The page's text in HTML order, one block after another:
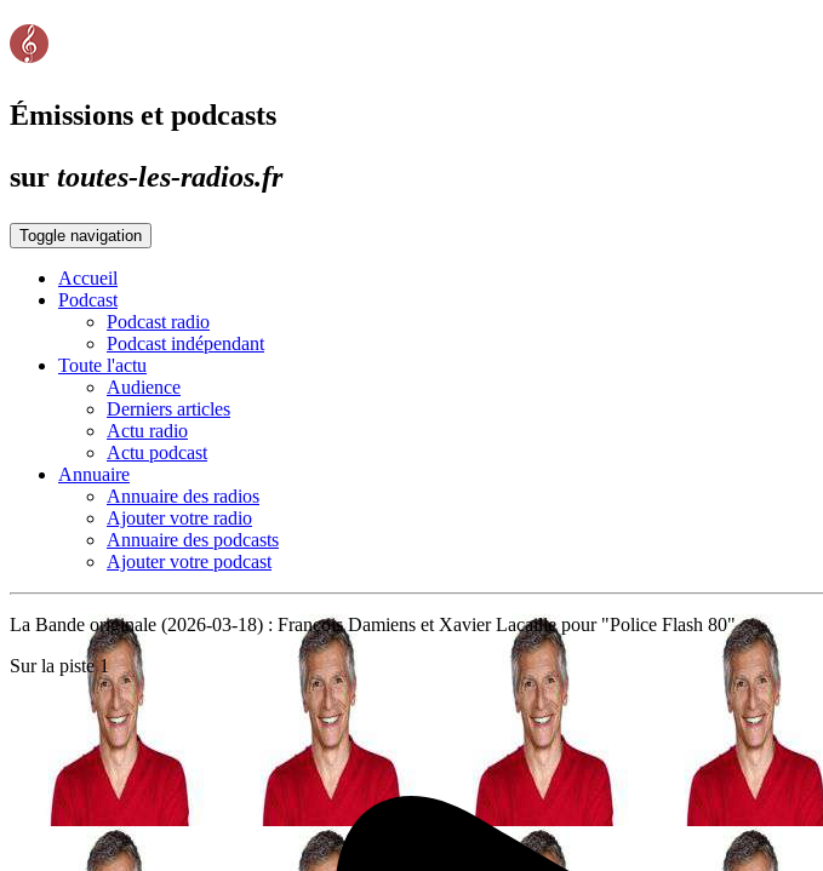
Émissions et podcasts
sur toutes-les-radios.fr
Toggle navigation
Accueil
Podcast
Podcast radio
Podcast indépendant
Toute l'actu
Audience
Derniers articles
Actu radio
Actu podcast
Annuaire
Annuaire des radios
Ajouter votre radio
Annuaire des podcasts
Ajouter votre podcast
La Bande originale (2026-03-18) : François Damiens et Xavier Lacaille pour "Police Flash 80"
Sur la piste 1